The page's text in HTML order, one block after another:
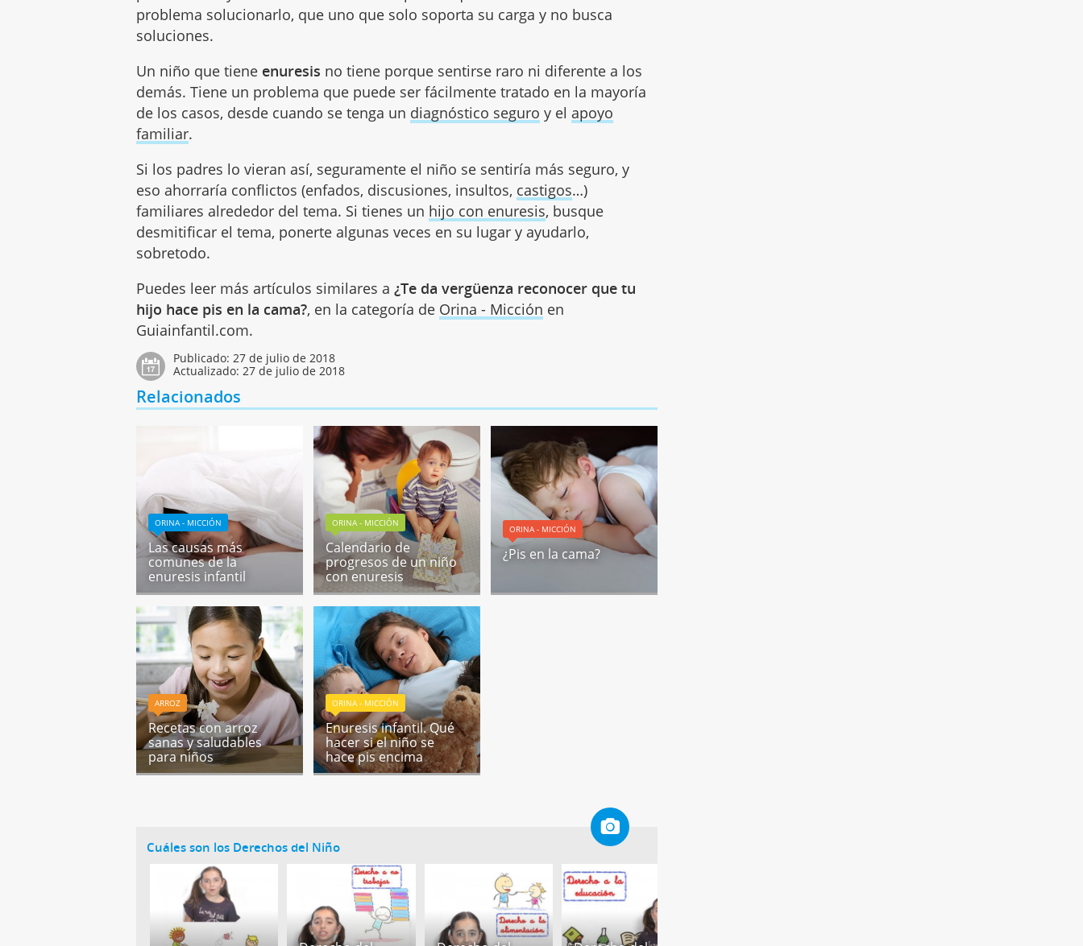
problema solucionarlo, que uno que solo soporta su carga y no busca
soluciones.
Un niño que tiene enuresis no tiene porque sentirse raro ni diferente a los
demás. Tiene un problema que puede ser fácilmente tratado en la mayoría
de los casos, desde cuando se tenga un diagnóstico seguro y el apoyo
familiar.
Si los padres lo vieran así, seguramente el niño se sentiría más seguro, y
eso ahorraría conflictos (enfados, discusiones, insultos, castigos…)
familiares alrededor del tema. Si tienes un hijo con enuresis, busque
desmitificar el tema, ponerte algunas veces en su lugar y ayudarlo,
sobretodo.
Puedes leer más artículos similares a¿Te da vergüenza reconocer que tu
hijo hace pis en la cama?, en la categoría de Orina - Micción en
Guiainfantil.com.
Publicado:27 de julio de 2018
Actualizado:27 de julio de 2018
Relacionados
ORINA - MICCIÓN
Las causas más
comunes de la
enuresis infantil
ORINA - MICCIÓN
Calendario de
progresos de un niño
con enuresis
ORINA - MICCIÓN
¿Pis en la cama?
ARROZ
Recetas con arroz
sanas y saludables
para niños
ORINA - MICCIÓN
Enuresis infantil. Qué
hacer si el niño se
hace pis encima
Cuáles son los Derechos del Niño